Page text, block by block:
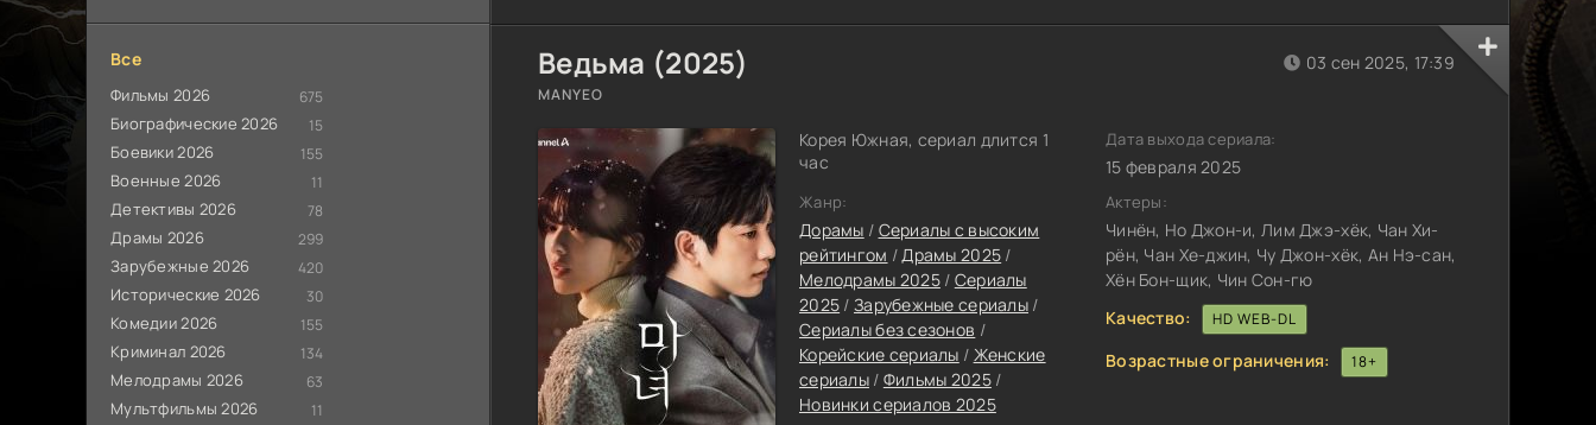
Все
Фильмы 2026 675
Биографические 2026 15
Боевики 2026 155
Военные 2026 11
Детективы 2026 78
Драмы 2026 299
Зарубежные 2026 420
Исторические 2026 30
Комедии 2026 155
Криминал 2026 134
Мелодрамы 2026 63
Мультфильмы 2026 11
Ведьма (2025)
MANYEO
Корея Южная, сериал длится 1
час
Жанр:
Дорамы / Сериалы с высоким
рейтингом /Драмы 2025 /
Мелодрамы 2025/ Сериалы
2025 / Зарубежные сериалы /
Сериалы без сезонов /
Корейские сериалы / Женские
сериалы/ Фильмы 2025/
Новинки сериалов 2025
03 сен 2025, 17:39
Дата выхода сериала:
15 февраля 2025
Актеры:
Чинён, Но Джон-и, Лим Джэ-хёк, Чан Хи-
рён, Чан Хе-джин, Чу Джон-хёк, Ан Нэ-сан,
Хён Бон-щик, Чин Сон-гю
Качество:
HD WEB-DL
Возрастные ограничения: 18+